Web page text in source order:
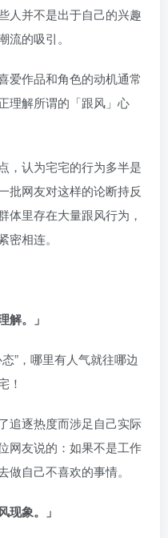
人并不是出于自己的兴趣
的吸引。
爱作品和角色的动机通常
理解所谓的「跟风」心
，认为宅宅的行为多半是
批网友对这样的论断持反
体里存在大量跟风行为，
相连。
解。」
追逐热度而涉足自己实际
网友说的：如果不是工作
自己不喜欢的事情。
现象。」